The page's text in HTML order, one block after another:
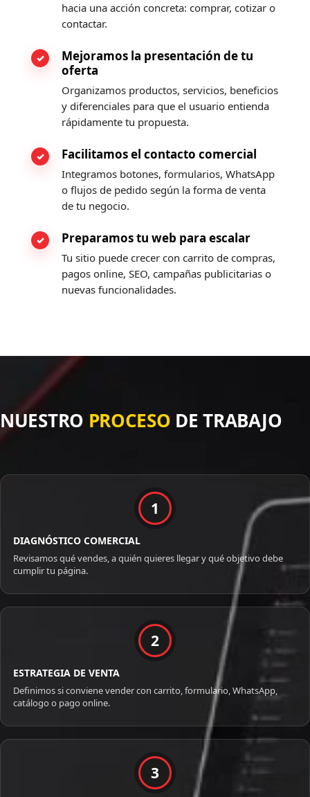
hacia una acción concreta: comprar, cotizar o
contactar.
Mejoramos la presentación de tu
oferta
Organizamos productos, servicios, beneficios
y diferenciales para que el usuario entienda
rápidamente tu propuesta.
Facilitamos el contacto comercial
Integramos botones, formularios, WhatsApp
o flujos de pedido según la forma de venta
de tu negocio.
Preparamos tu web para escalar
Tu sitio puede crecer con carrito de compras,
pagos online, SEO, campañas publicitarias o
nuevas funcionalidades.
NUESTRO PROCESO DE TRABAJO
1
DIAGNÓSTICO COMERCIAL
Revisamos qué vendes, a quién quieres llegar y qué objetivo debe
cumplir tu página.
2
ESTRATEGIA DE VENTA
Definimos si conviene vender con carrito, formulario, WhatsApp,
catálogo o pago online.
3